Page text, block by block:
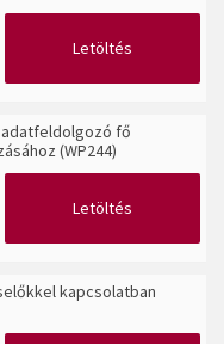
Letöltés
fő
(WP244)
Letöltés
kapcsolatban